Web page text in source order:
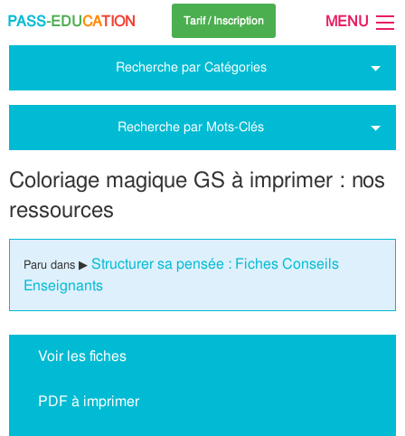
PASS-EDUCATION Tarif / Inscription MENU
Recherche par Catégories
Recherche par Mots-Clés
Coloriage magique GS à imprimer : nos
ressources
Paru dans ▶ Structurer sa pensée : Fiches Conseils
Enseignants
Voir les fiches
PDF à imprimer